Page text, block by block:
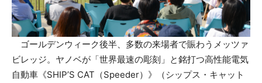
ゴールデンウィーク後半、多数の来場者で賑わうメッツァ
ビレッジ。ヤノベが「世界最速の彫刻」と銘打つ高性能電気
自動車《SHIP’S CAT（Speeder）》（シップス・キャット